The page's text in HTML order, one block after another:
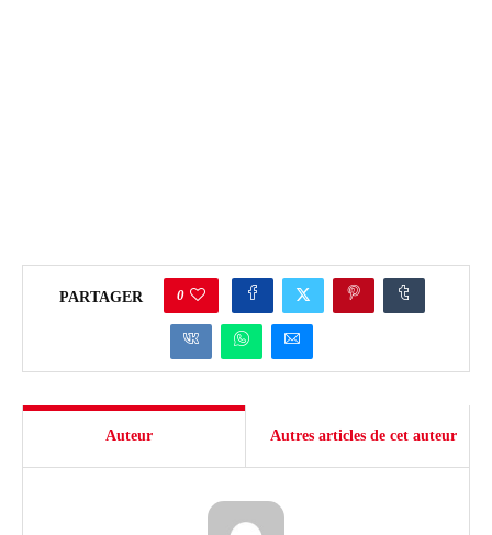
PARTAGER 0
Auteur Autres articles de cet auteur